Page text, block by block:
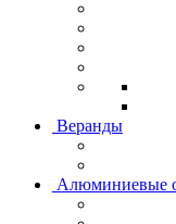
Веранды
Алюминиевые